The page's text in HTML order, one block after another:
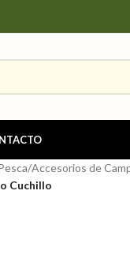
/Accesorios de
Cuchillo